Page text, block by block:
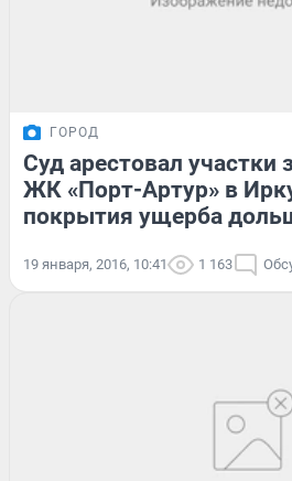
ГОРОД
Суд арестовал участки
ЖК «Порт-Артур» в
покрытия ущерба
19 января, 2016, 10:41 1 163